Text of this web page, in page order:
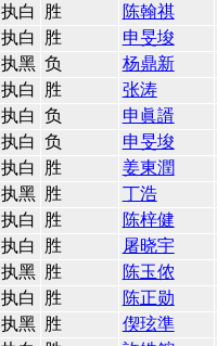
执白 胜 陈翰祺
执白 胜 申旻埈
执黑 负 杨鼎新
执白 胜 张涛
执白 负 申眞諝
执白 负 申旻埈
执白 胜 姜東潤
执黑 胜 丁浩
执白 胜 陈梓健
执白 胜 屠晓宇
执黑 胜 陈玉侬
执白 胜 陈正勋
执黑 胜 偰玹準